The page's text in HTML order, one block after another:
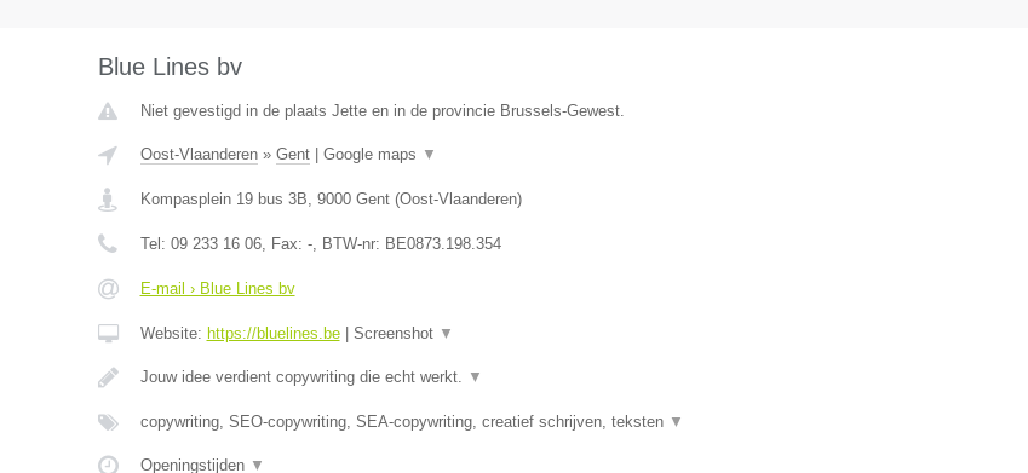
Blue Lines bv
Niet gevestigd in de plaats Jette en in de provincie Brussels-Gewest.
Oost-Vlaanderen» Gent| Google maps ▼
Kompasplein 19 bus 3B, 9000 Gent(Oost-Vlaanderen)
Tel: 09 233 16 06, Fax: -, BTW-nr: BE0873.198.354
E-mail › Blue Lines bv
Website: https://bluelines.be| Screenshot ▼
Jouw idee verdient copywriting die echt werkt. ▼
copywriting, SEO-copywriting, SEA-copywriting, creatief schrijven, teksten ▼
Openingstijden ▼